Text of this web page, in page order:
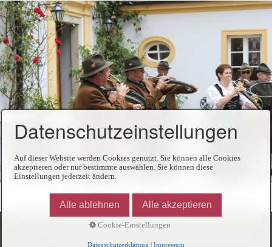
Impressum Datenschutz
Links
Datenschutzeinstellungen
Auf dieser Website werden Cookies genutzt. Sie können alle Cookies
akzeptieren oder nur bestimmte auswählen. Sie können diese
Einstellungen jederzeit ändern.
Alle ablehnen Alle akzeptieren
Cookie-Einstellungen
Datenschutzerklärung Impressum